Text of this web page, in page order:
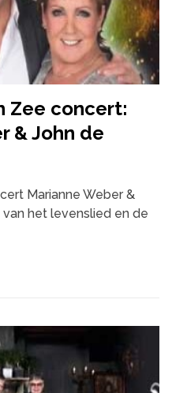
Zee concert:
& John de
Marianne Weber &
van het levenslied en de